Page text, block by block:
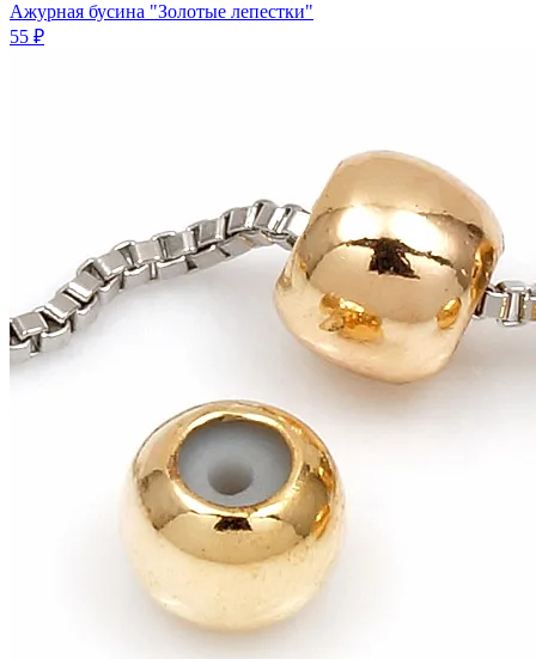
Ажурная бусина "Золотые лепестки"
55 ₽